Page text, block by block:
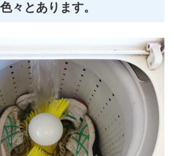
々とあります。